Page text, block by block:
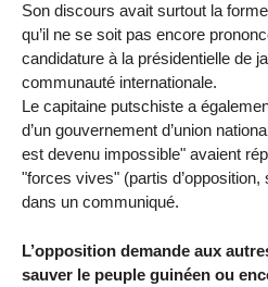
Son discours avait surtout la
qu’il ne se soit pas encore
candidature à la présidentielle de
communauté internationale.
Le capitaine putschiste a
d’un gouvernement d’union
est devenu impossible" avaient
"forces vives" (partis
dans un communiqué.
L’opposition demande aux
sauver le peuple guinéen ou